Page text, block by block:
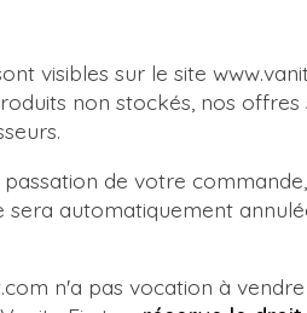
visibles sur le site
non stockés, nos
de votre
automatiquement
n'a pas vocation à